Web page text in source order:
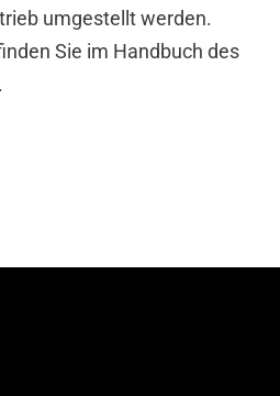
umgestellt werden.
Sie im Handbuch des